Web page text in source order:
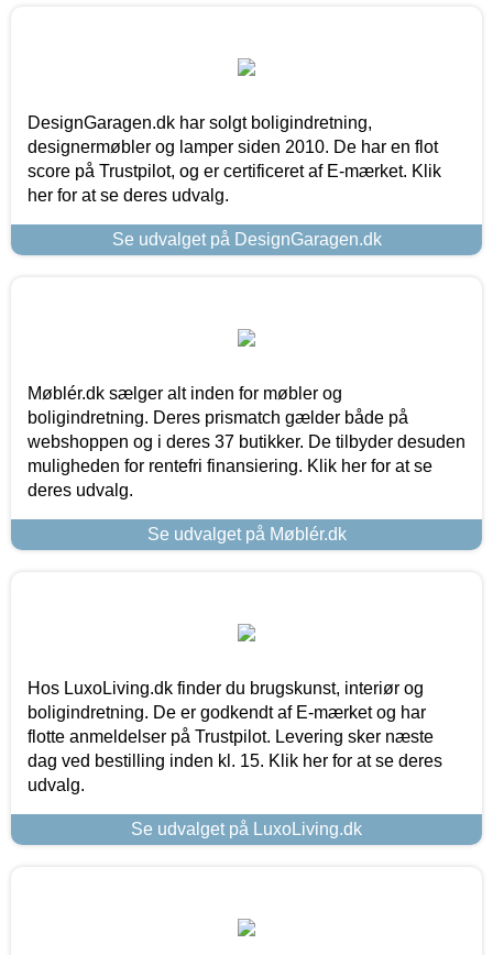
DesignGaragen.dk har solgt boligindretning,
designermøbler og lamper siden 2010. De har en flot
score på Trustpilot, og er certificeret af E-mærket. Klik
her for at se deres udvalg.
Se udvalget på DesignGaragen.dk
Møblér.dk sælger alt inden for møbler og
boligindretning. Deres prismatch gælder både på
webshoppen og i deres 37 butikker. De tilbyder desuden
muligheden for rentefri finansiering. Klik her for at se
deres udvalg.
Se udvalget på Møblér.dk
Hos LuxoLiving.dk finder du brugskunst, interiør og
boligindretning. De er godkendt af E-mærket og har
flotte anmeldelser på Trustpilot. Levering sker næste
dag ved bestilling inden kl. 15. Klik her for at se deres
udvalg.
Se udvalget på LuxoLiving.dk